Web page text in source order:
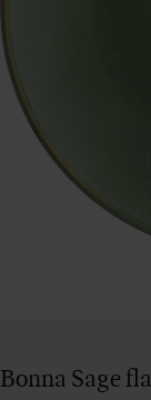
Bonna Sage